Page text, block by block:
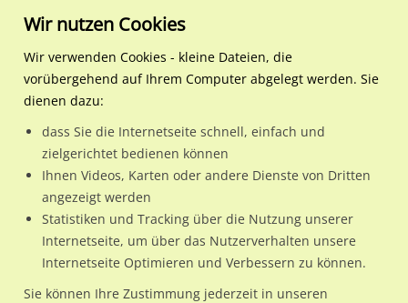
Regionale Plakatwerbung Hamburg
Hamburg, Freie und
S-Bf Alte Wöhr, Bstg., Gl.
S-Bf Alte Wöhr, Bstg., Gl. 2
Nutze günstige Werbemöglichkeiten am Standort S-Bf Alte
Wöhr, Bstg., Gl. 2im Ortsteil Barmbek-Nord)in Hamburg,
Wir nutzen Cookies
Wir verwenden Cookies - kleine Dateien, die
vorübergehend auf Ihrem Computer abgelegt werden. Sie
dienen dazu:
dass Sie die Internetseite schnell, einfach und
zielgerichtet bedienen können
Ihnen Videos, Karten oder andere Dienste von Dritten
angezeigt werden
Statistiken und Tracking über die Nutzung unserer
Internetseite, um über das Nutzerverhalten unsere
Internetseite Optimieren und Verbessern zu können.
Sie können Ihre Zustimmung jederzeit in unseren